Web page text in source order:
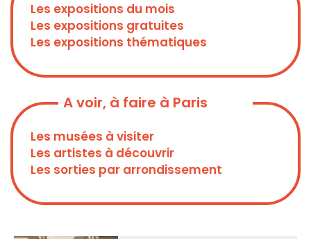
Les expositions du mois
Les expositions gratuites
Les expositions thématiques
A voir, à faire à Paris
Les musées à visiter
Les artistes à découvrir
Les sorties par arrondissement